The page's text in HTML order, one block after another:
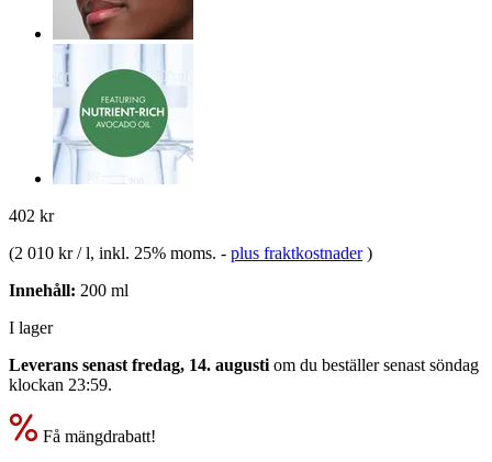
402 kr
(2 010 kr / l, inkl. 25% moms. - plus fraktkostnader )
Innehåll: 200 ml
I lager
Leverans senast fredag, 14. augusti om du beställer senast söndag
klockan 23:59.
Få mängdrabatt!